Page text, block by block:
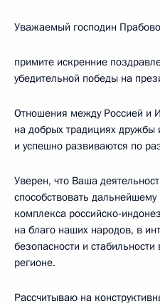
Уважаемый господин
примите искренние
убедительной победы на
Отношения между Россией и
на добрых традициях дружбы
и успешно развиваются по
Уверен, что Ваша
способствовать
комплекса российско-
на благо наших народов, в
безопасности и
регионе.
Рассчитываю на